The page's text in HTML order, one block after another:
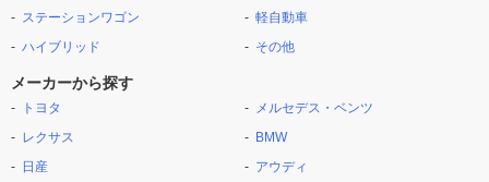
ステーションワゴン
ハイブリッド
軽自動車
その他
メーカーから探す
トヨタ
レクサス
日産
メルセデス・ベンツ
BMW
アウディ